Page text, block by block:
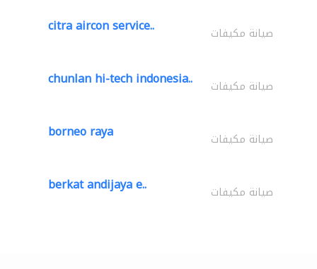
citra aircon service.. صيانة مكيفات
chunlan hi-tech indonesia.. صيانة مكيفات
borneo raya صيانة مكيفات
berkat andijaya e.. صيانة مكيفات